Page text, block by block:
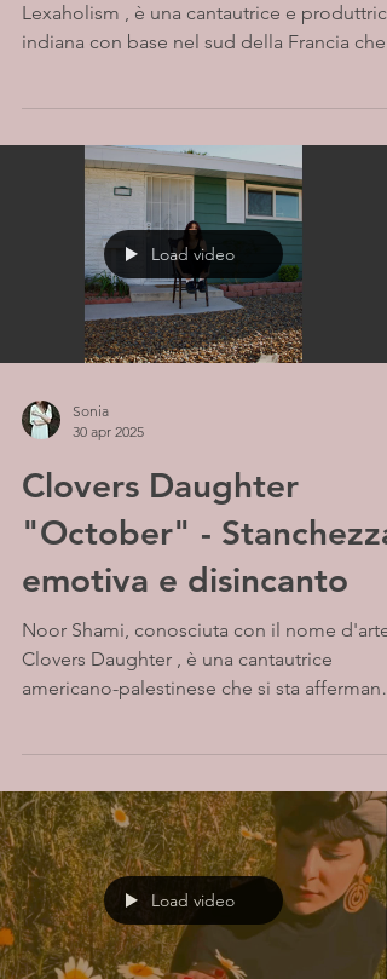
Lexaholism , è una cantautrice e produttrice
indiana con base nel sud della Francia che
Load video
Sonia
30 apr 2025
Clovers Daughter
"October" - Stanchezza
emotiva e disincanto
Noor Shami, conosciuta con il nome d'arte
Clovers Daughter , è una cantautrice
americano-palestinese che si sta
Load video